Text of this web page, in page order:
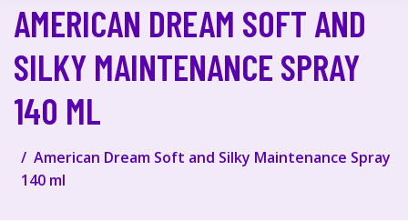
AMERICAN DREAM SOFT AND
SILKY MAINTENANCE SPRAY
140 ML
American Dream Soft and Silky Maintenance Spray
140 ml